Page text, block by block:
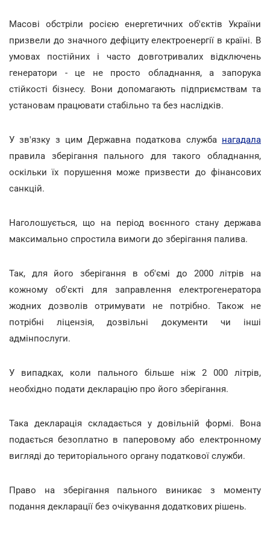
Масові обстріли росією енергетичних об'єктів України
призвели до значного дефіциту електроенергії в країні. В
умовах постійних і часто довготривалих відключень
генератори - це не просто обладнання, а запорука
стійкості бізнесу. Вони допомагають підприємствам та
установам працювати стабільно та без наслідків.
У зв'язку з цим Державна податкова служба нагадала
правила зберігання пального для такого обладнання,
оскільки їх порушення може призвести до фінансових
санкцій.
Наголошується, що на період воєнного стану держава
максимально спростила вимоги до зберігання палива.
Так, для його зберігання в об'ємі до 2000 літрів на
кожному об'єкті для заправлення електрогенератора
жодних дозволів отримувати не потрібно. Також не
потрібні ліцензія, дозвільні документи чи інші
адмінпослуги.
У випадках, коли пального більше ніж 2 000 літрів,
необхідно подати декларацію про його зберігання.
Така декларація складається у довільній формі. Вона
подається безоплатно в паперовому або електронному
вигляді до територіального органу податкової служби.
Право на зберігання пального виникає з моменту
подання декларації без очікування додаткових рішень.